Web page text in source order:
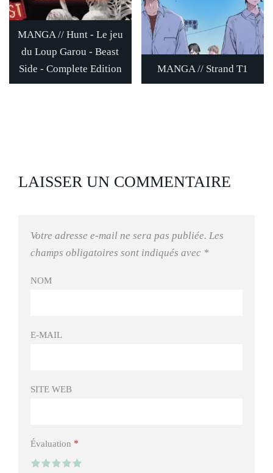
MANGA // Hunt - Le jeu
du Loup Garou - Beast
Side - Complete Edition
MANGA // Strand T1
LAISSER UN COMMENTAIRE
Votre adresse e-mail ne sera pas publiée. Les
champs obligatoires sont indiqués avec *
NOM
E-MAIL
SITE WEB
Évaluation *